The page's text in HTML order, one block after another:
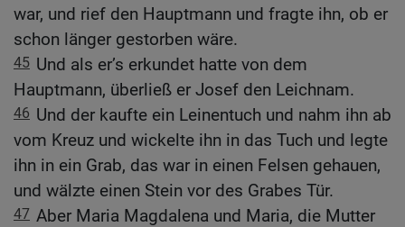
war, und rief den Hauptmann und fragte ihn, ob er
schon länger gestorben wäre.
45 Und als er’s erkundet hatte von dem
Hauptmann, überließ er Josef den Leichnam.
46 Und der kaufte ein Leinentuch und nahm ihn ab
vom Kreuz und wickelte ihn in das Tuch und legte
ihn in ein Grab, das war in einen Felsen gehauen,
und wälzte einen Stein vor des Grabes Tür.
47 Aber Maria Magdalena und Maria, die Mutter